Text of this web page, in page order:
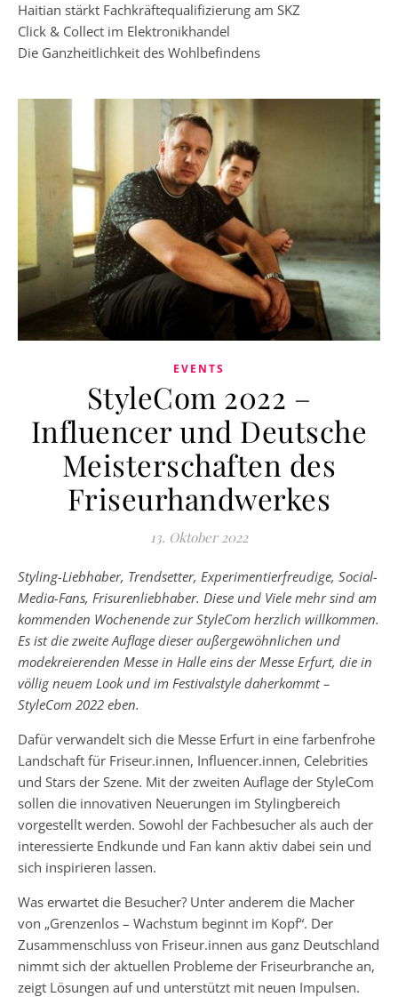
Haitian stärkt Fachkräftequalifizierung am SKZ
Click & Collect im Elektronikhandel
Die Ganzheitlichkeit des Wohlbefindens
EVENTS
StyleCom 2022 –
Influencer und Deutsche
Meisterschaften des
Friseurhandwerkes
13. Oktober 2022
Styling-Liebhaber, Trendsetter, Experimentierfreudige, Social-
Media-Fans, Frisurenliebhaber. Diese und Viele mehr sind am
kommenden Wochenende zur StyleCom herzlich willkommen.
Es ist die zweite Auflage dieser außergewöhnlichen und
modekreierenden Messe in Halle eins der Messe Erfurt, die in
völlig neuem Look und im Festivalstyle daherkommt –
StyleCom 2022 eben.
Dafür verwandelt sich die Messe Erfurt in eine farbenfrohe
Landschaft für Friseur.innen, Influencer.innen, Celebrities
und Stars der Szene. Mit der zweiten Auflage der StyleCom
sollen die innovativen Neuerungen im Stylingbereich
vorgestellt werden. Sowohl der Fachbesucher als auch der
interessierte Endkunde und Fan kann aktiv dabei sein und
sich inspirieren lassen.
Was erwartet die Besucher? Unter anderem die Macher
von „Grenzenlos – Wachstum beginnt im Kopf“. Der
Zusammenschluss von Friseur.innen aus ganz Deutschland
nimmt sich der aktuellen Probleme der Friseurbranche an,
zeigt Lösungen auf und unterstützt mit neuen Impulsen.